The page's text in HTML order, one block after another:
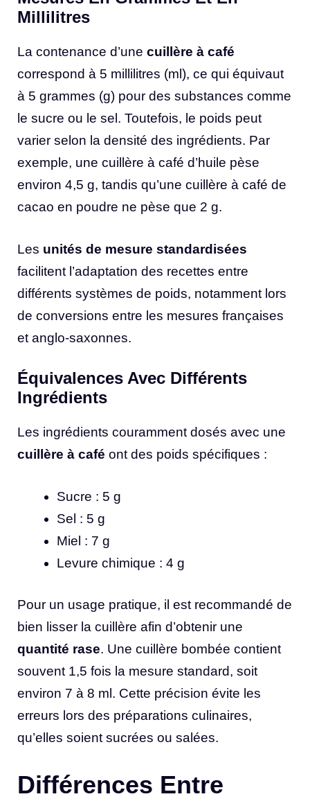
Millilitres
La contenance d’une cuillère à café
correspond à 5 millilitres (ml), ce qui équivaut
à 5 grammes (g) pour des substances comme
le sucre ou le sel. Toutefois, le poids peut
varier selon la densité des ingrédients. Par
exemple, une cuillère à café d’huile pèse
environ 4,5 g, tandis qu’une cuillère à café de
cacao en poudre ne pèse que 2 g.
Les unités de mesure standardisées
facilitent l’adaptation des recettes entre
différents systèmes de poids, notamment lors
de conversions entre les mesures françaises
et anglo-saxonnes.
Équivalences Avec Différents
Ingrédients
Les ingrédients couramment dosés avec une
cuillère à café ont des poids spécifiques :
Sucre : 5 g
Sel : 5 g
Miel : 7 g
Levure chimique : 4 g
Pour un usage pratique, il est recommandé de
bien lisser la cuillère afin d’obtenir une
quantité rase. Une cuillère bombée contient
souvent 1,5 fois la mesure standard, soit
environ 7 à 8 ml. Cette précision évite les
erreurs lors des préparations culinaires,
qu’elles soient sucrées ou salées.
Différences Entre